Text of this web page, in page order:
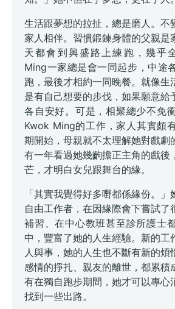
生活跟夢想的拉扯，總是磨人。不
家人相伴。習慣鍛鍊身體的父親是
天都會到興盛路上練跑，幾乎
Ming一家總是會一同起步，中途
跑，最後才相約一同晚餐。就像生
是有自己想要的步伐，如果願意給
各自安好。可是，相聚總少不免
Kwok Ming的工作，家人其實頗
期開始，母親就不太理解她對戲劇
有一年看過她幾齣擔正主角的戲後
芒，才明白女兒跟舞台的緣。
「其實我覺得好多嘢都係緣份。
自由工作者，在因緣際會下嘗試了
補習、在中心教班甚至診所護士
中，豐富了她的人生經驗。新的工
人與事，她的人生也不斷有新的煩
感情的掙扎、親友的離世，都累積
有在獨自跑步期間，她才可以專心
找到一些出路。